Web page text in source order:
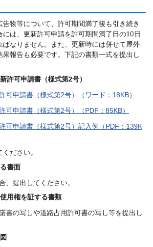
物等について、許可期間満了後も引き続き
には、更新許可申請を許可期間満了日の10日
ばなりません。また、更新時には併せて屋外
果報告も必要です。下記の書類一式を提出し
許可申請書（様式第2号）
可申請書（様式第2号）（ワード：18KB）
可申請書（様式第2号）（PDF：85KB）
可申請書（様式第2号）記入例（PDF：139K
ださい。
書面
、提出してください。
用権を証する書類
書の写しや道路占用許可書の写し等を提出し